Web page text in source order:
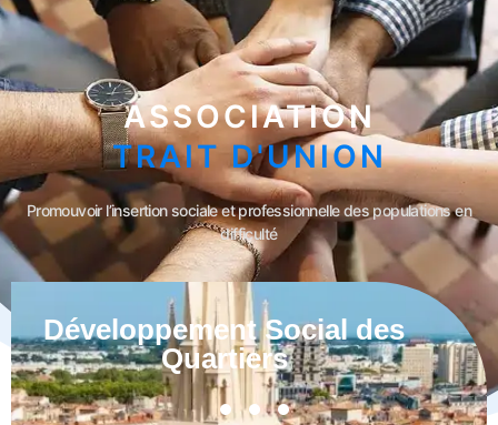
ASSOCIATION
TRAIT D'UNION
Promouvoir l’insertion sociale et professionnelle des populations en
difficulté
Développement Social des
Quartiers